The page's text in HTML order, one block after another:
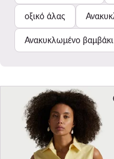
οξικό άλας
Ανακυκλωμένο βαμβάκι